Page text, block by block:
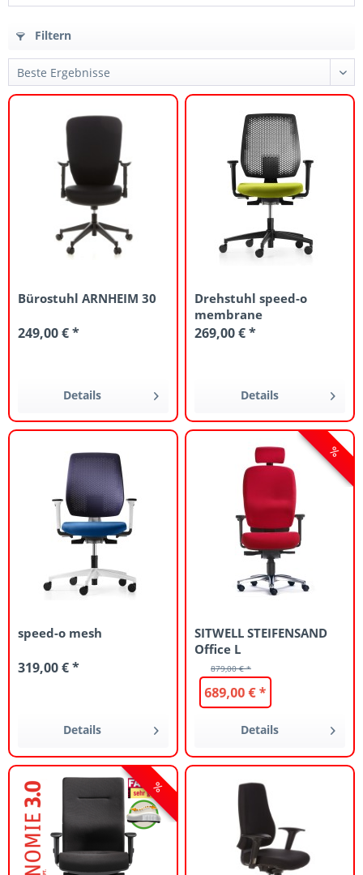
Filtern
Bürostuhl ARNHEIM 30
249,00 € *
Details
Drehstuhl speed-o
membrane
269,00 € *
Details
speed-o mesh
319,00 € *
Details
SITWELL STEIFENSAND
Office L
879,00 € *
689,00 € *
Details